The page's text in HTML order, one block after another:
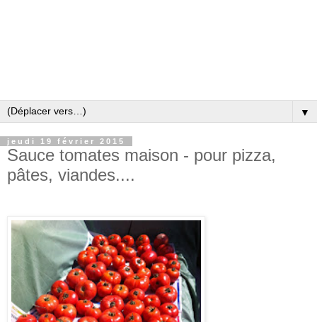
▼
jeudi 19 février 2015
Sauce tomates maison - pour pizza,
pâtes, viandes....